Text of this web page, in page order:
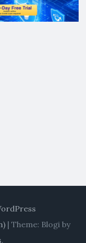
) | Theme: Blogi by
.